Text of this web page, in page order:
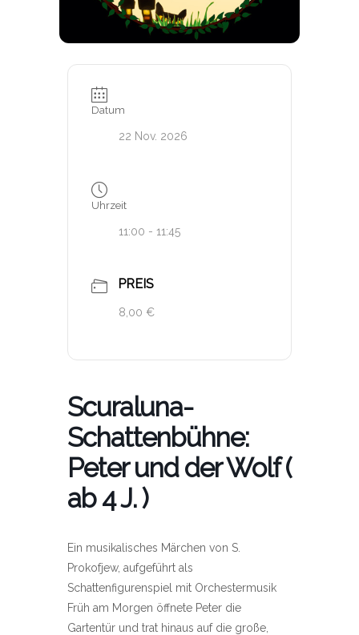
Datum
22 Nov. 2026
Uhrzeit
11:00 - 11:45
PREIS
8,00 €
Scuraluna-
Schattenbühne:
Peter und der Wolf (
ab 4 J. )
Ein musikalisches Märchen von S.
Prokofjew, aufgeführt als
Schattenfigurenspiel mit Orchestermusik
Früh am Morgen öffnete Peter die
Gartentür und trat hinaus auf die große,